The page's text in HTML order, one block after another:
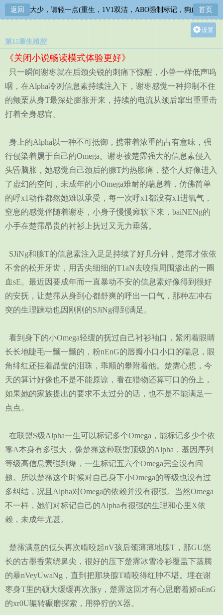
返回楚大少，请轻一点(重生，1V1双洁，ABO强制标记，狗血)首页
设置
中
小
第15章生殖腔
《关闭小说畅读模式体验更好》
只一瞬间谢枣就在后颈尖锐的刺痛下惊醒，小兽一样低声呜
咽，在Alpha冷冽信息素持续注入下，谢枣感觉一种抑制不住
的颤栗从身T最深处膨胀开来，持续的电流从颈后窜出重重击
打着全身感官。
身上的Alpha以一种不可抵御，携带着浓重的占有意味，强
行侵染着属于自己的Omega。谢枣被楚霈强大的信息素侵入
头昏脑胀，她感觉自己颈后的腺T灼热胀痛，整个人好像进入
了虚幻的空间，未成年的小Omega难耐的喘息着，仿佛简单
的呼x1动作都然她难以承受，每一次呼x1都没有x1进氧气，
窒息的感觉伴随着谢枣，小身子慢慢瘫软下来，baiNENg的
小手在楚霈昂贵的衬衫上抚过又无力垂落。
SJiNg和腺T的信息素注入足足持续了好几分钟，楚霈才依依
不舍的松开牙齿，用舌尖细细的T1aN去咬痕周围渗出的一圈
血sE。最近因要成年而一直暴动不安的信息素好像得到很好
的安抚，让楚霈从身到心都舒爽的呼出一口气，那种左冲右
突的生理躁动也因刚刚的SJiNg得到满足。
看到身下的小Omega轻缓的抚过自己衬衫袖口，紧闭着眼睛
长长地睫毛一颤一颤的，粉nEnG的唇瓣小口小口的喘息，眼
角绯红还挂着晶莹的泪珠，乖顺的攀附着他。楚霈心想，今
天的算计好像也不是不能原谅，看在猎物还算可口的份上，
如果她的家族提出的要求不太过分的话，也不是不能满足一
点点。
在联盟S级Alpha一生可以标记多个Omega，能标记多少个依
靠A本身有多强大，像楚霈这种联盟顶级的Alpha，基因序列
等级高信息素强到爆，一生标记五六个Omega完全没有问
题。所以楚霈这个时候对自己身下小Omega的等级也没有过
多纠结，况且Alpha对Omega的依赖并没有很强。当然Omega
不一样，她们对标记自己的Alpha有很强的生理和心里X依
赖，未成年尤甚。
楚霈满意的低头再次啃咬起nV孩后颈薄薄地腺T，那GU悠
长的古墨香萦绕鼻尖，很好的压下楚霈冰雪冷衫覆盖下蒸腾
的暴nVeyUwaNg，直到把那块腺T啃咬得红肿不堪。埋在谢
枣身T里的硕大缓缓再次胀y，楚霈这回才有心思磨着娇nEnG
的xr0U辗转碾磨探索，用狰狞的X器。